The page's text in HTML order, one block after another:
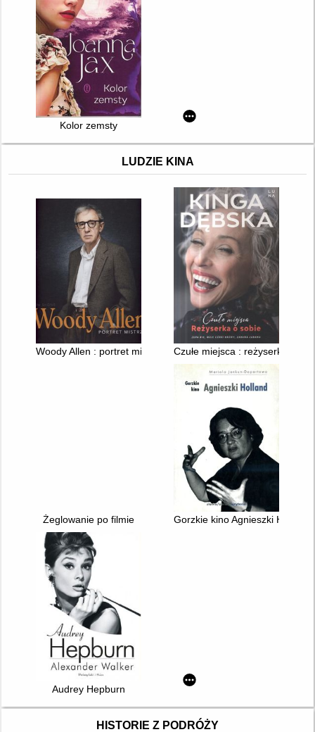
Kolor zemsty
LUDZIE KINA
Woody Allen : portret mistrza Czułe miejsca : reżyserka o
Żeglowanie po filmie Gorzkie kino Agnieszki Holland
Audrey Hepburn
HISTORIE Z PODRÓŻY